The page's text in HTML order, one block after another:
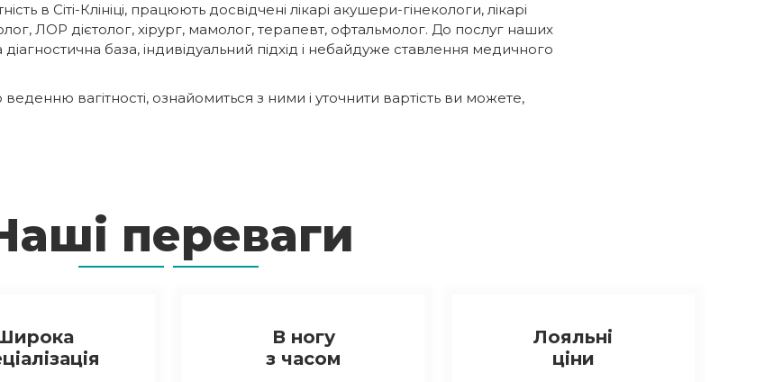
в Сіті-Клініці, працюють досвідчені лікарі акушери-гінекологи, лікарі
ЛОР дієтолог, хірург, мамолог, терапевт, офтальмолог. До послуг наших
база, індивідуальний підхід і небайдуже ставлення медичного
вагітності, ознайомиться з ними і уточнити вартість ви можете,
переваги
В ногу
з часом
Лояльні
ціни